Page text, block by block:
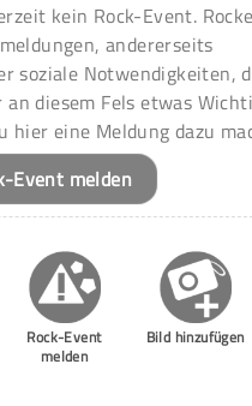
kein Rock-Event.
andererseits
soziale Notwendigkeiten,
diesem Fels etwas
eine Meldung dazu
Event melden
Rock-Event
melden
Bild hinzufügen